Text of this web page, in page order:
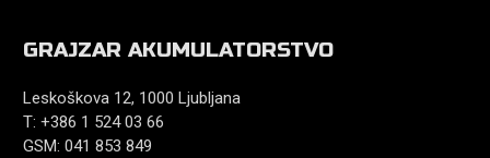
GRAJZAR AKUMULATORSTVO
Leskoškova 12, 1000 Ljubljana
T: +386 1 524 03 66
GSM: 041 853 849